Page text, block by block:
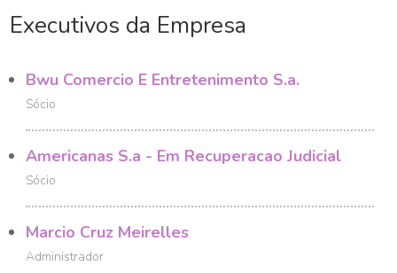
Executivos da Empresa
Bwu Comercio E Entretenimento S.a.
Sócio
Americanas S.a - Em Recuperacao Judicial
Sócio
Marcio Cruz Meirelles
Administrador